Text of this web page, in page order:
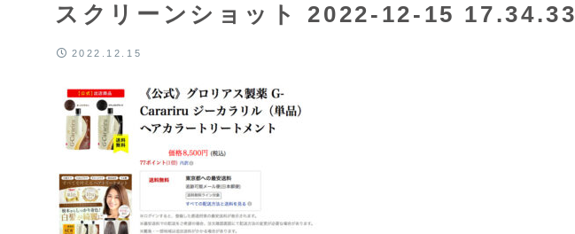
スクリーンショット 2022-12-15 17.34.33
2022.12.15